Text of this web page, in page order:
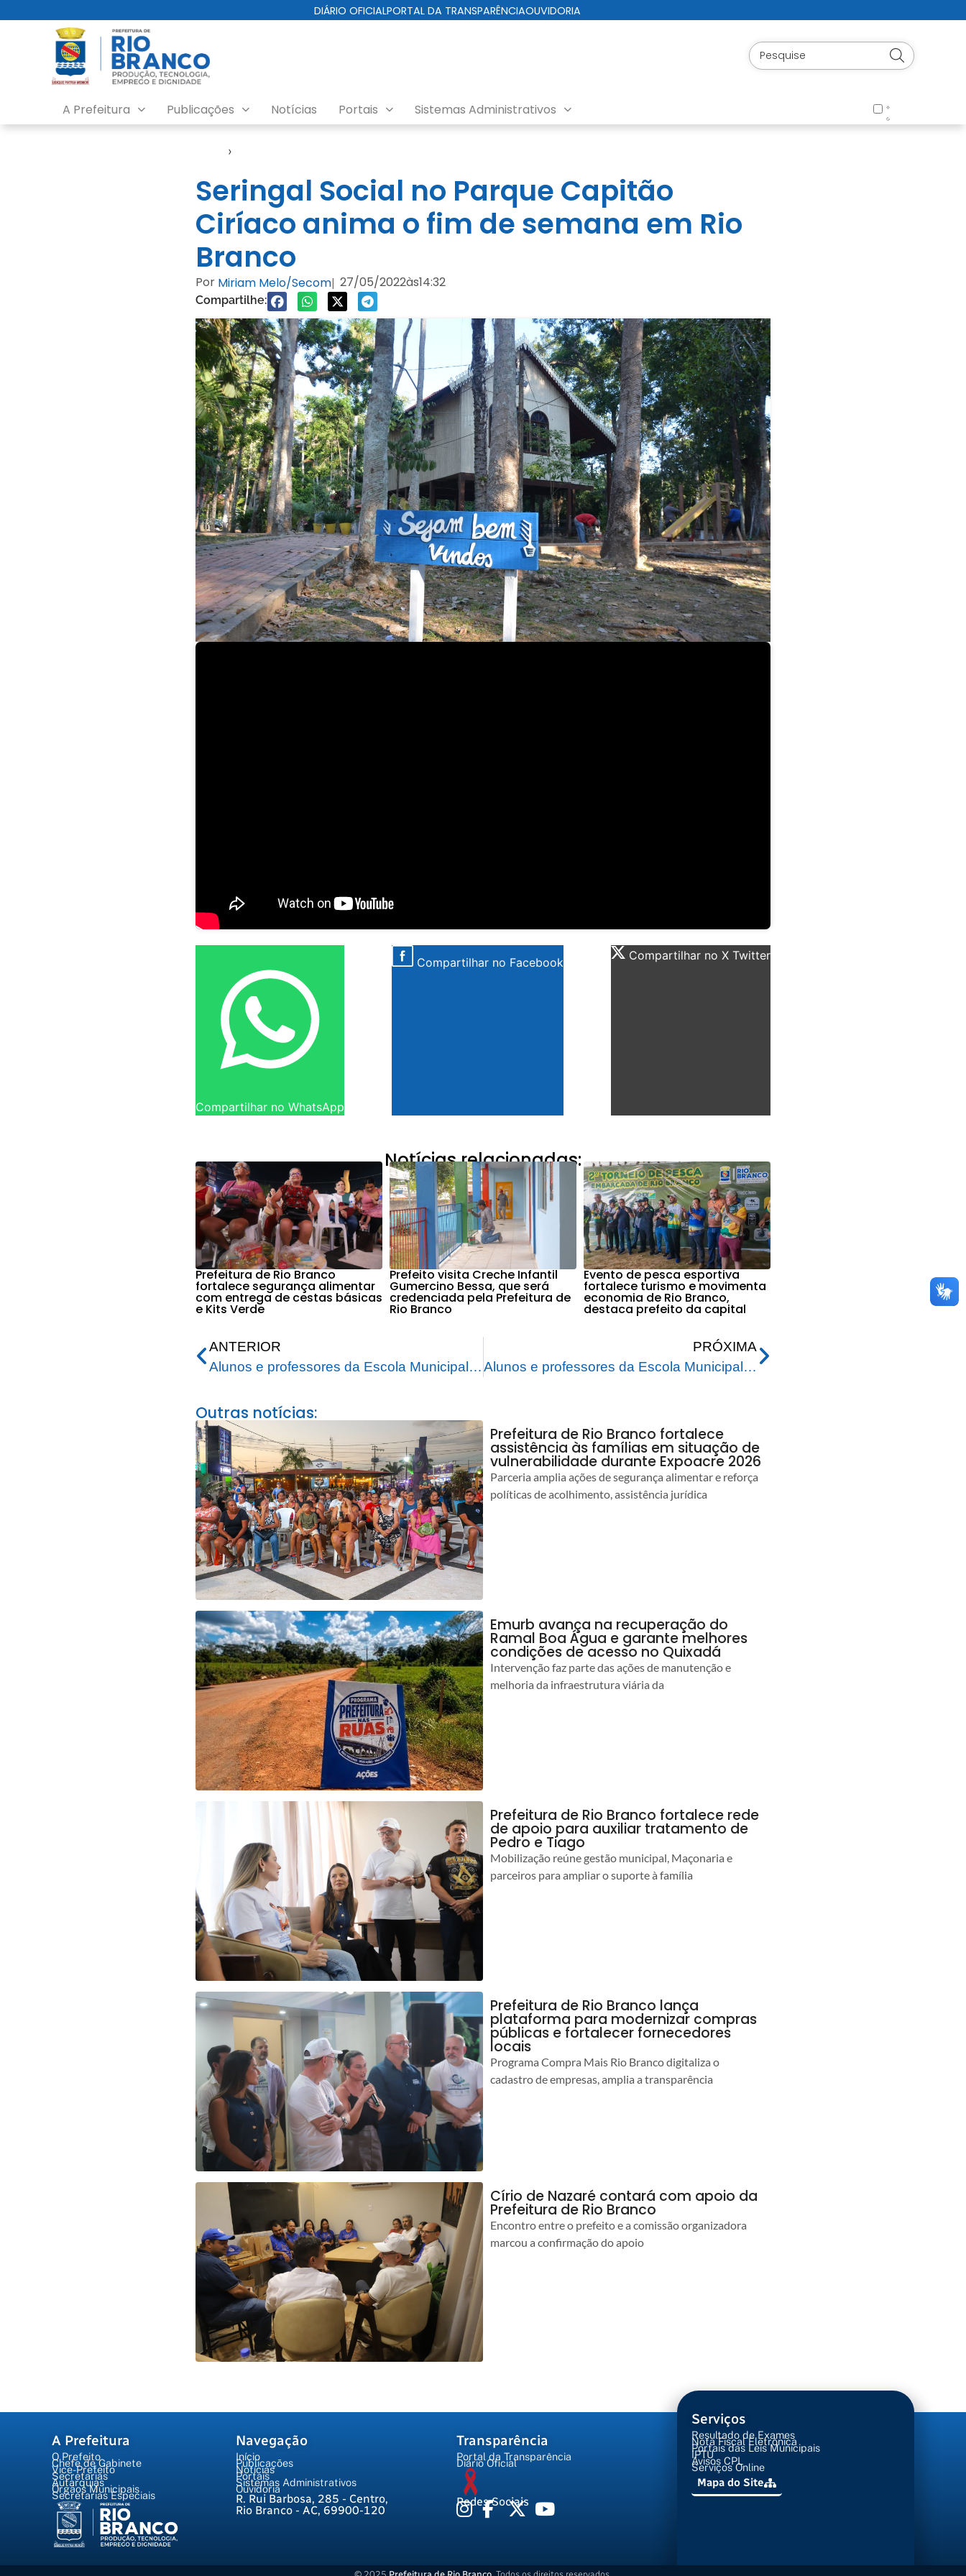
DIÁRIO OFICIALPORTAL DA TRANSPARÊNCIAOUVIDORIA
A Prefeitura Publicações Notícias Portais Sistemas Administrativos
›
Seringal Social no Parque Capitão
Ciríaco anima o fim de semana em Rio
Branco
Por Miriam Melo/Secom| 27/05/2022às14:32
Compartilhe:
Compartilhar no WhatsApp
Compartilhar no Facebook Compartilhar no X Twitter
Notícias relacionadas:
Prefeitura de Rio Branco
fortalece segurança alimentar
com entrega de cestas básicas
e Kits Verde
Prefeito visita Creche Infantil
Gumercino Bessa, que será
credenciada pela Prefeitura de
Rio Branco
Evento de pesca esportiva
fortalece turismo e movimenta
economia de Rio Branco,
destaca prefeito da capital
ANTERIOR
Alunos e professores da Escola Municipal Ilson Ribeiro recebem tablets e notebooks para auxílio pedagógico
PRÓXIMA
Alunos e professores da Escola Municipal Ilson Ribeiro recebem tablets e notebooks para auxílio pedagógico
Outras notícias:
Prefeitura de Rio Branco fortalece
assistência às famílias em situação de
vulnerabilidade durante Expoacre 2026
Parceria amplia ações de segurança alimentar e reforça
políticas de acolhimento, assistência jurídica
Emurb avança na recuperação do
Ramal Boa Água e garante melhores
condições de acesso no Quixadá
Intervenção faz parte das ações de manutenção e
melhoria da infraestrutura viária da
Prefeitura de Rio Branco fortalece rede
de apoio para auxiliar tratamento de
Pedro e Tiago
Mobilização reúne gestão municipal, Maçonaria e
parceiros para ampliar o suporte à família
Prefeitura de Rio Branco lança
plataforma para modernizar compras
públicas e fortalecer fornecedores
locais
Programa Compra Mais Rio Branco digitaliza o
cadastro de empresas, amplia a transparência
Círio de Nazaré contará com apoio da
Prefeitura de Rio Branco
Encontro entre o prefeito e a comissão organizadora
marcou a confirmação do apoio
A Prefeitura
O Prefeito
Chefe de Gabinete
Vice-Prefeito
Secretarias
Autarquias
Órgãos Municipais
Secretarias Especiais
Navegação
Início
Publicações
Notícias
Portais
Sistemas Administrativos
Ouvidoria
R. Rui Barbosa, 285 - Centro,
Rio Branco - AC, 69900-120
Transparência
Portal da Transparência
Diário Oficial
Redes Sociais
Serviços
Resultado de Exames
Nota Fiscal Eletrônica
Portais das Leis Municipais
IPTU
Avisos CPL
Serviços Online
Mapa do Site